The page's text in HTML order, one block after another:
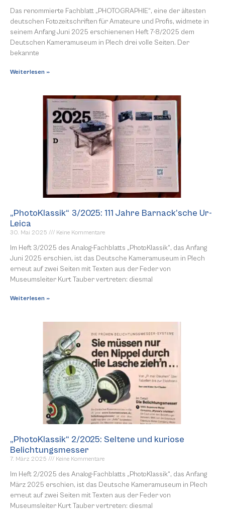
Das renommierte Fachblatt „PHOTOGRAPHIE“, eine der ältesten
deutschen Fotozeitschriften für Amateure und Profis, widmete in
seinem Anfang Juni 2025 erschienenen Heft 7-8/2025 dem
Deutschen Kameramuseum in Plech drei volle Seiten. Der
bekannte
Weiterlesen »
„PhotoKlassik“ 3/2025: 111 Jahre Barnack’sche Ur-
Leica
30. Mai 2025 Keine Kommentare
Im Heft 3/2025 des Analog-Fachblatts „PhotoKlassik“, das Anfang
Juni 2025 erschien, ist das Deutsche Kameramuseum in Plech
erneut auf zwei Seiten mit Texten aus der Feder von
Museumsleiter Kurt Tauber vertreten: diesmal
Weiterlesen »
„PhotoKlassik“ 2/2025: Seltene und kuriose
Belichtungsmesser
7. März 2025 Keine Kommentare
Im Heft 2/2025 des Analog-Fachblatts „PhotoKlassik“, das Anfang
März 2025 erschien, ist das Deutsche Kameramuseum in Plech
erneut auf zwei Seiten mit Texten aus der Feder von
Museumsleiter Kurt Tauber vertreten: diesmal